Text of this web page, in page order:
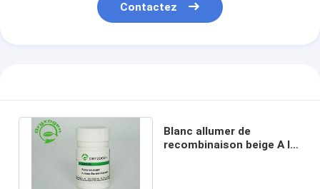
Contactez
Blanc allumer de
recombinaison beige A le